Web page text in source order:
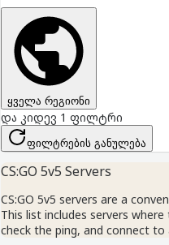
ყველა რეგიონი
და კიდევ 1 ფილტრი
ფილტრების განულება
CS:GO 5v5 Servers
CS:GO 5v5 servers are a
This list includes servers
check the ping, and connect to